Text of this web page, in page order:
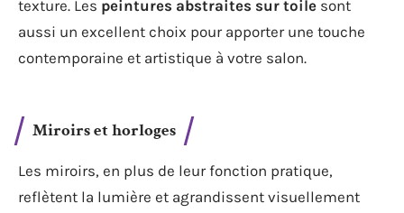
texture. Les peintures abstraites sur toile sont
aussi un excellent choix pour apporter une touche
contemporaine et artistique à votre salon.
Miroirs et horloges
Les miroirs, en plus de leur fonction pratique,
reflètent la lumière et agrandissent visuellement